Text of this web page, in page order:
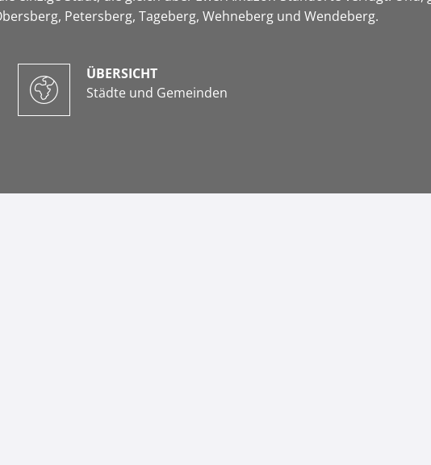
Petersberg, Tageberg, Wehneberg und Wendeberg.
ÜBERSICHT
Städte und Gemeinden